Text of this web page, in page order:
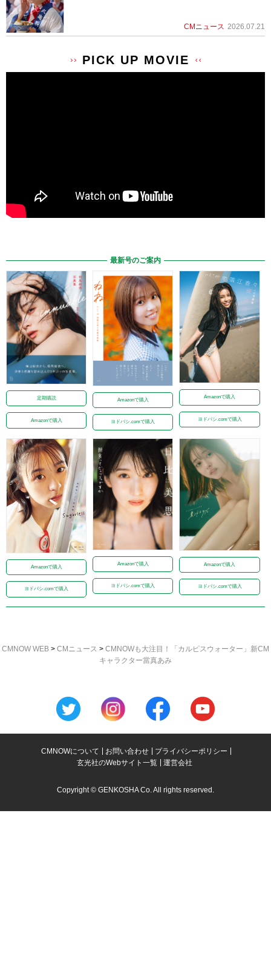
CMニュース 2026.07.21
PICK UP MOVIE
最新号のご案内
定期購読
Amazonで購入
Amazonで購入
ヨドバシ.comで購入
Amazonで購入
ヨドバシ.comで購入
Amazonで購入
ヨドバシ.comで購入
Amazonで購入
ヨドバシ.comで購入
Amazonで購入
ヨドバシ.comで購入
CMNOW WEB > CMニュース > CMNOWも大注目！「カルピスウォーター」新CM
キャラクター當真あみ
CMNOWについて お問い合わせ
プライバシーポリシー
玄光社のWebサイト一覧
運営会社
Copyright © GENKOSHA Co. All rights reserved.